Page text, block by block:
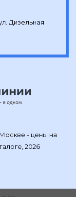
Дизельная
- цены на
2026